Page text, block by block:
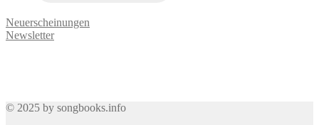
Neuerscheinungen
Newsletter
© 2025 by songbooks.info